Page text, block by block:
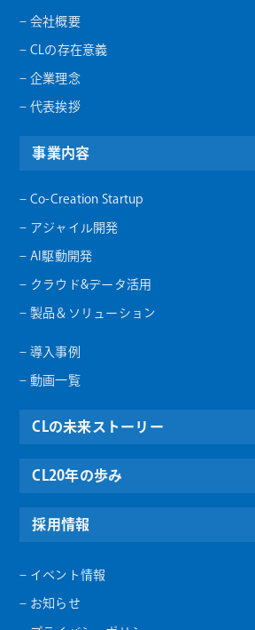
– 会社概要
– CLの存在意義
– 企業理念
– 代表挨拶
事業内容
– Co-Creation Startup
– アジャイル開発
– AI駆動開発
– クラウド&データ活用
– 製品＆ソリューション
– 導入事例
– 動画一覧
CLの未来ストーリー
CL20年の歩み
採用情報
– イベント情報
– お知らせ